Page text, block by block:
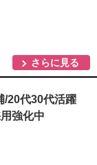
さらに見る
/20代30代活躍
強化中